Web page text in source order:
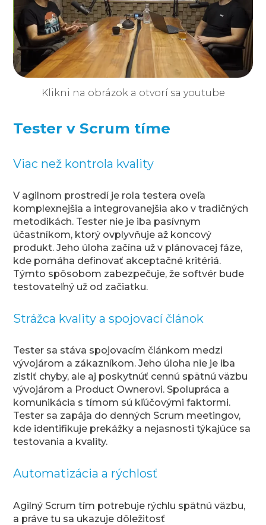
Klikni na obrázok a otvorí sa youtube
Tester v Scrum tíme
Viac než kontrola kvality
V agilnom prostredí je rola testera oveľa
komplexnejšia a integrovanejšia ako v tradičných
metodikách. Tester nie je iba pasívnym
účastníkom, ktorý ovplyvňuje až koncový
produkt. Jeho úloha začína už v plánovacej fáze,
kde pomáha definovať akceptačné kritériá.
Týmto spôsobom zabezpečuje, že softvér bude
testovateľný už od začiatku.
Strážca kvality a spojovací článok
Tester sa stáva spojovacím článkom medzi
vývojárom a zákazníkom. Jeho úloha nie je iba
zistiť chyby, ale aj poskytnúť cennú spätnú väzbu
vývojárom a Product Ownerovi. Spolupráca a
komunikácia s tímom sú kľúčovými faktormi.
Tester sa zapája do denných Scrum meetingov,
kde identifikuje prekážky a nejasnosti týkajúce sa
testovania a kvality.
Automatizácia a rýchlosť
Agilný Scrum tím potrebuje rýchlu spätnú väzbu,
a práve tu sa ukazuje dôležitosť